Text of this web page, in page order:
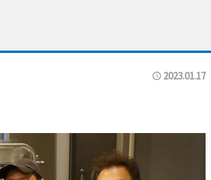
2023.01.17